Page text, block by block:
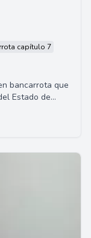
capítulo 7
bancarrota que
Estado de